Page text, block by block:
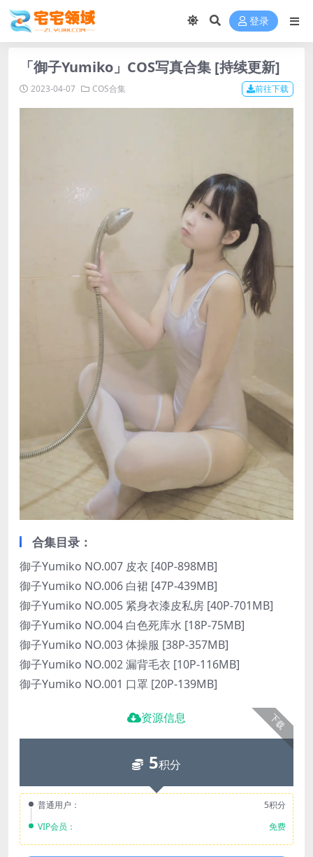
登录
「御子Yumiko」COS写真合集 [持续更新]
2023-04-07 COS合集 前往下载
合集目录：
御子Yumiko NO.007 皮衣 [40P-898MB]
御子Yumiko NO.006 白裙 [47P-439MB]
御子Yumiko NO.005 紧身衣漆皮私房 [40P-701MB]
御子Yumiko NO.004 白色死库水 [18P-75MB]
御子Yumiko NO.003 体操服 [38P-357MB]
御子Yumiko NO.002 漏背毛衣 [10P-116MB]
御子Yumiko NO.001 口罩 [20P-139MB]
下载
资源信息
5积分
普通用户：
5积分
VIP会员：
免费